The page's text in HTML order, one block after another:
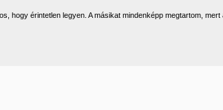
hogy érintetlen legyen. A másikat mindenképp megtartom, mert